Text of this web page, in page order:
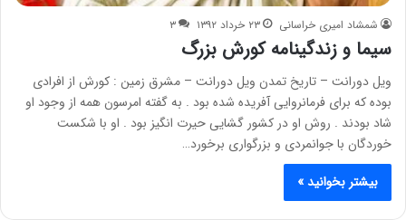
شمشاد امیری خراسانی ۲۳ خرداد ۱۳۹۲ ۳
سیما و زندگینامه کورش بزرگ
ویل دورانت – تاریخ تمدن ویل دورانت – مشرق زمین : کورش از افرادی
بوده که برای فرمانروایی آفریده شده بود . به گفته امرسون همه از وجود او
شاد بودند . روش او در کشور گشایی حیرت انگیز بود . او با شکست
خوردگان با جوانمردی و بزرگواری برخورد…
بیشتر بخوانید »